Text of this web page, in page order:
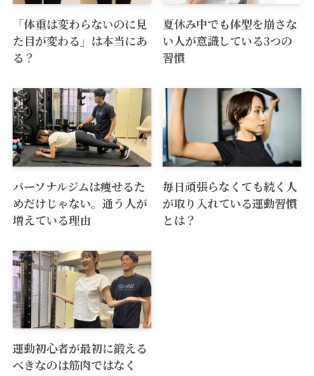
「体重は変わらないのに見
た目が変わる」は本当にあ
る？
夏休み中でも体型を崩さな
い人が意識している3つの
習慣
パーソナルジムは痩せるた
めだけじゃない。通う人が
増えている理由
毎日頑張らなくても続く人
が取り入れている運動習慣
とは？
運動初心者が最初に鍛える
べきなのは筋肉ではなく